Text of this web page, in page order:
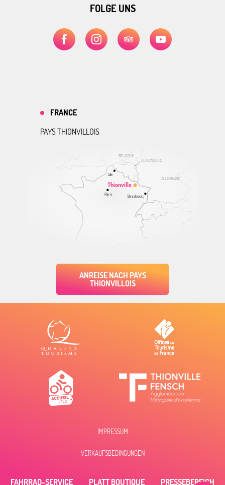
Per E-Mail
FOLGE UNS
ALLEMAGNE
BELGIQUE
LUXEMBOURG
Thionville
Lille
Paris Strasbourg
FRANCE
PAYS THIONVILLOIS
ANREISE NACH PAYS
THIONVILLOIS
IMPRESSUM
VERKAUFSBEDINGUNGEN
FAHRRAD-SERVICE PLATT BOUTIQUE PRESSEBEREICH